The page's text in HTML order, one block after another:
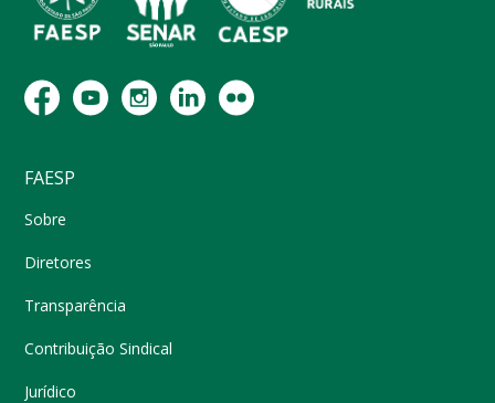
FAESP
Sobre
Diretores
Transparência
Contribuição Sindical
Jurídico